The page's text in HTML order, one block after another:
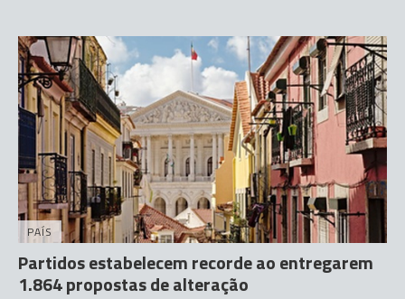
PAÍS
Partidos estabelecem recorde ao entregarem
1.864 propostas de alteração